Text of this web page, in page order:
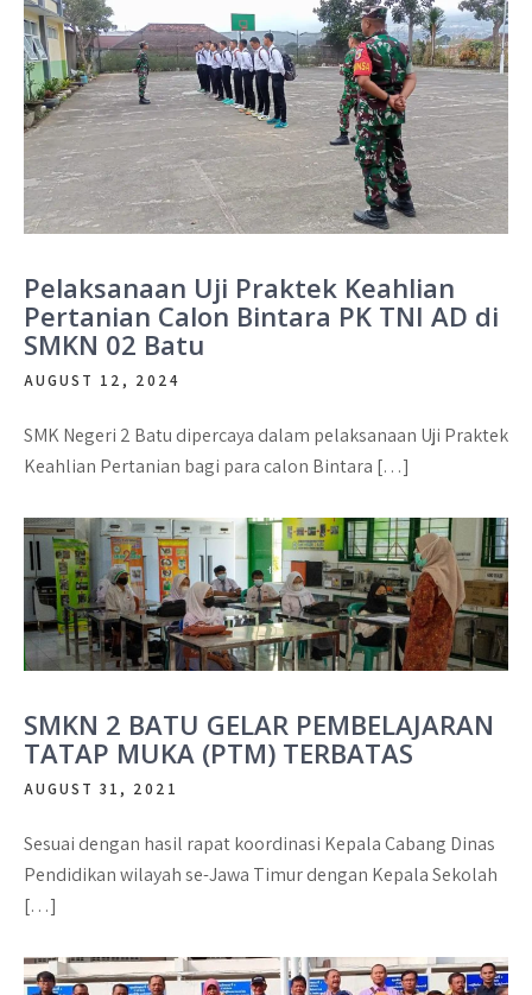
Pelaksanaan Uji Praktek Keahlian
Pertanian Calon Bintara PK TNI AD di
SMKN 02 Batu
AUGUST 12, 2024
SMK Negeri 2 Batu dipercaya dalam pelaksanaan Uji Praktek
Keahlian Pertanian bagi para calon Bintara […]
SMKN 2 BATU GELAR PEMBELAJARAN
TATAP MUKA (PTM) TERBATAS
AUGUST 31, 2021
Sesuai dengan hasil rapat koordinasi Kepala Cabang Dinas
Pendidikan wilayah se-Jawa Timur dengan Kepala Sekolah
[…]